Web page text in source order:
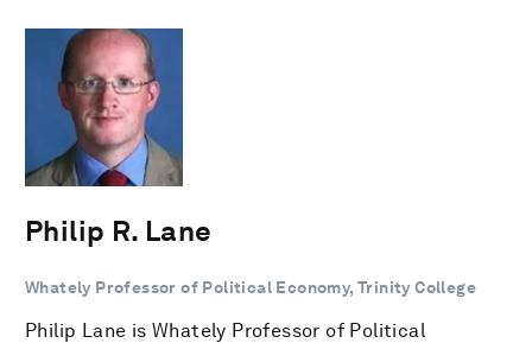
Philip R. Lane
Whately Professor of Political Economy, Trinity College
Philip Lane is Whately Professor of Political